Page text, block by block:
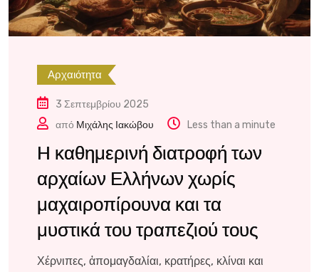
Αρχαιότητα
3 Σεπτεμβρίου 2025
από Μιχάλης Ιακώβου Less than a minute
Η καθημερινή διατροφή των
αρχαίων Ελλήνων χωρίς
μαχαιροπίρουνα και τα
μυστικά του τραπεζιού τους
Χέρνιπες, ἀπομαγδαλίαι, κρατήρες, κλίναι και